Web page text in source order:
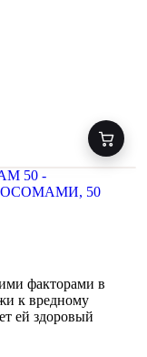
факторами в
к вредному
ей здоровый